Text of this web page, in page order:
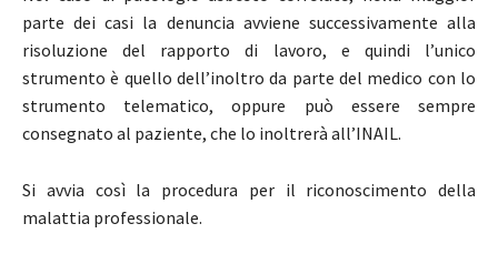
parte dei casi la denuncia avviene successivamente alla
risoluzione del rapporto di lavoro, e quindi l’unico
strumento è quello dell’inoltro da parte del medico con lo
strumento telematico, oppure può essere sempre
consegnato al paziente, che lo inoltrerà all’INAIL.
Si avvia così la procedura per il riconoscimento della
malattia professionale.